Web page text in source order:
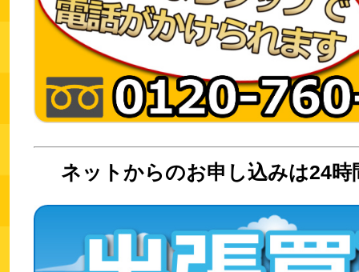
ネットからのお申し込みは24時